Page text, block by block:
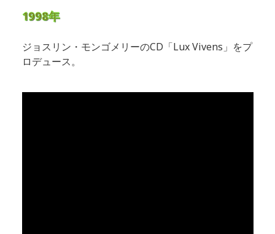
1998年
ジョスリン・モンゴメリーのCD「Lux Vivens」をプ
ロデュース。